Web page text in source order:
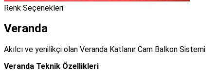
Renk Seçenekleri
Veranda
Akılcı ve yenilikçi olan Veranda Katlanır Cam Balkon Sistemi
Veranda Teknik Özellikleri